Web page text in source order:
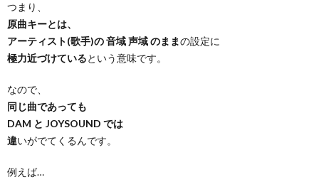
つまり、
原曲キーとは、
アーティスト(歌手)の 音域 声域 のままの設定に
極力近づけているという意味です。
なので、
同じ曲であっても
DAM と JOYSOUND では
違いがでてくるんです。
例えば…